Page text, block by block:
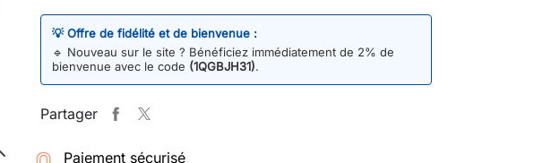
💡 Offre de fidélité et de bienvenue :
🔹 Nouveau sur le site ? Bénéficiez immédiatement de 2% de
bienvenue avec le code (1QGBJH31).
Partager
Paiement sécurisé